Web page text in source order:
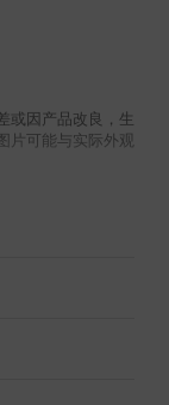
或因产品改良，生
片可能与实际外观